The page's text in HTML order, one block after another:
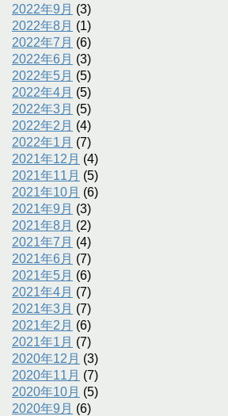
2022年9月 (3)
2022年8月 (1)
2022年7月 (6)
2022年6月 (3)
2022年5月 (5)
2022年4月 (5)
2022年3月 (5)
2022年2月 (4)
2022年1月 (7)
2021年12月 (4)
2021年11月 (5)
2021年10月 (6)
2021年9月 (3)
2021年8月 (2)
2021年7月 (4)
2021年6月 (7)
2021年5月 (6)
2021年4月 (7)
2021年3月 (7)
2021年2月 (6)
2021年1月 (7)
2020年12月 (3)
2020年11月 (7)
2020年10月 (5)
2020年9月 (6)